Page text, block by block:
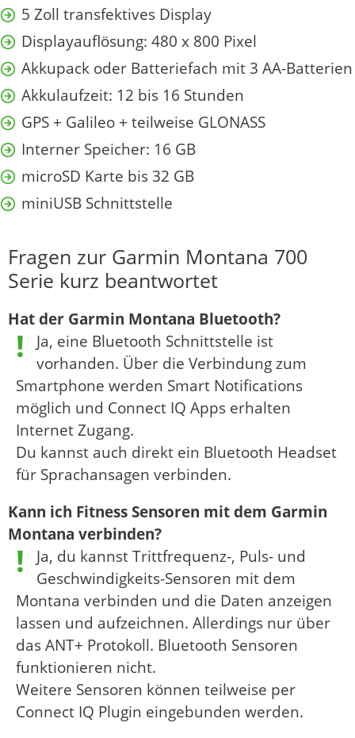
5 Zoll transfektives Display
Displayauflösung: 480 x 800 Pixel
Akkupack oder Batteriefach mit 3 AA-Batterien
Akkulaufzeit: 12 bis 16 Stunden
GPS + Galileo + teilweise GLONASS
Interner Speicher: 16 GB
microSD Karte bis 32 GB
miniUSB Schnittstelle
Fragen zur Garmin Montana 700
Serie kurz beantwortet
Hat der Garmin Montana Bluetooth?
Ja, eine Bluetooth Schnittstelle ist
vorhanden. Über die Verbindung zum
Smartphone werden Smart Notifications
möglich und Connect IQ Apps erhalten
Internet Zugang.
Du kannst auch direkt ein Bluetooth Headset
für Sprachansagen verbinden.
Kann ich Fitness Sensoren mit dem Garmin
Montana verbinden?
Ja, du kannst Trittfrequenz-, Puls- und
Geschwindigkeits-Sensoren mit dem
Montana verbinden und die Daten anzeigen
lassen und aufzeichnen. Allerdings nur über
das ANT+ Protokoll. Bluetooth Sensoren
funktionieren nicht.
Weitere Sensoren können teilweise per
Connect IQ Plugin eingebunden werden.